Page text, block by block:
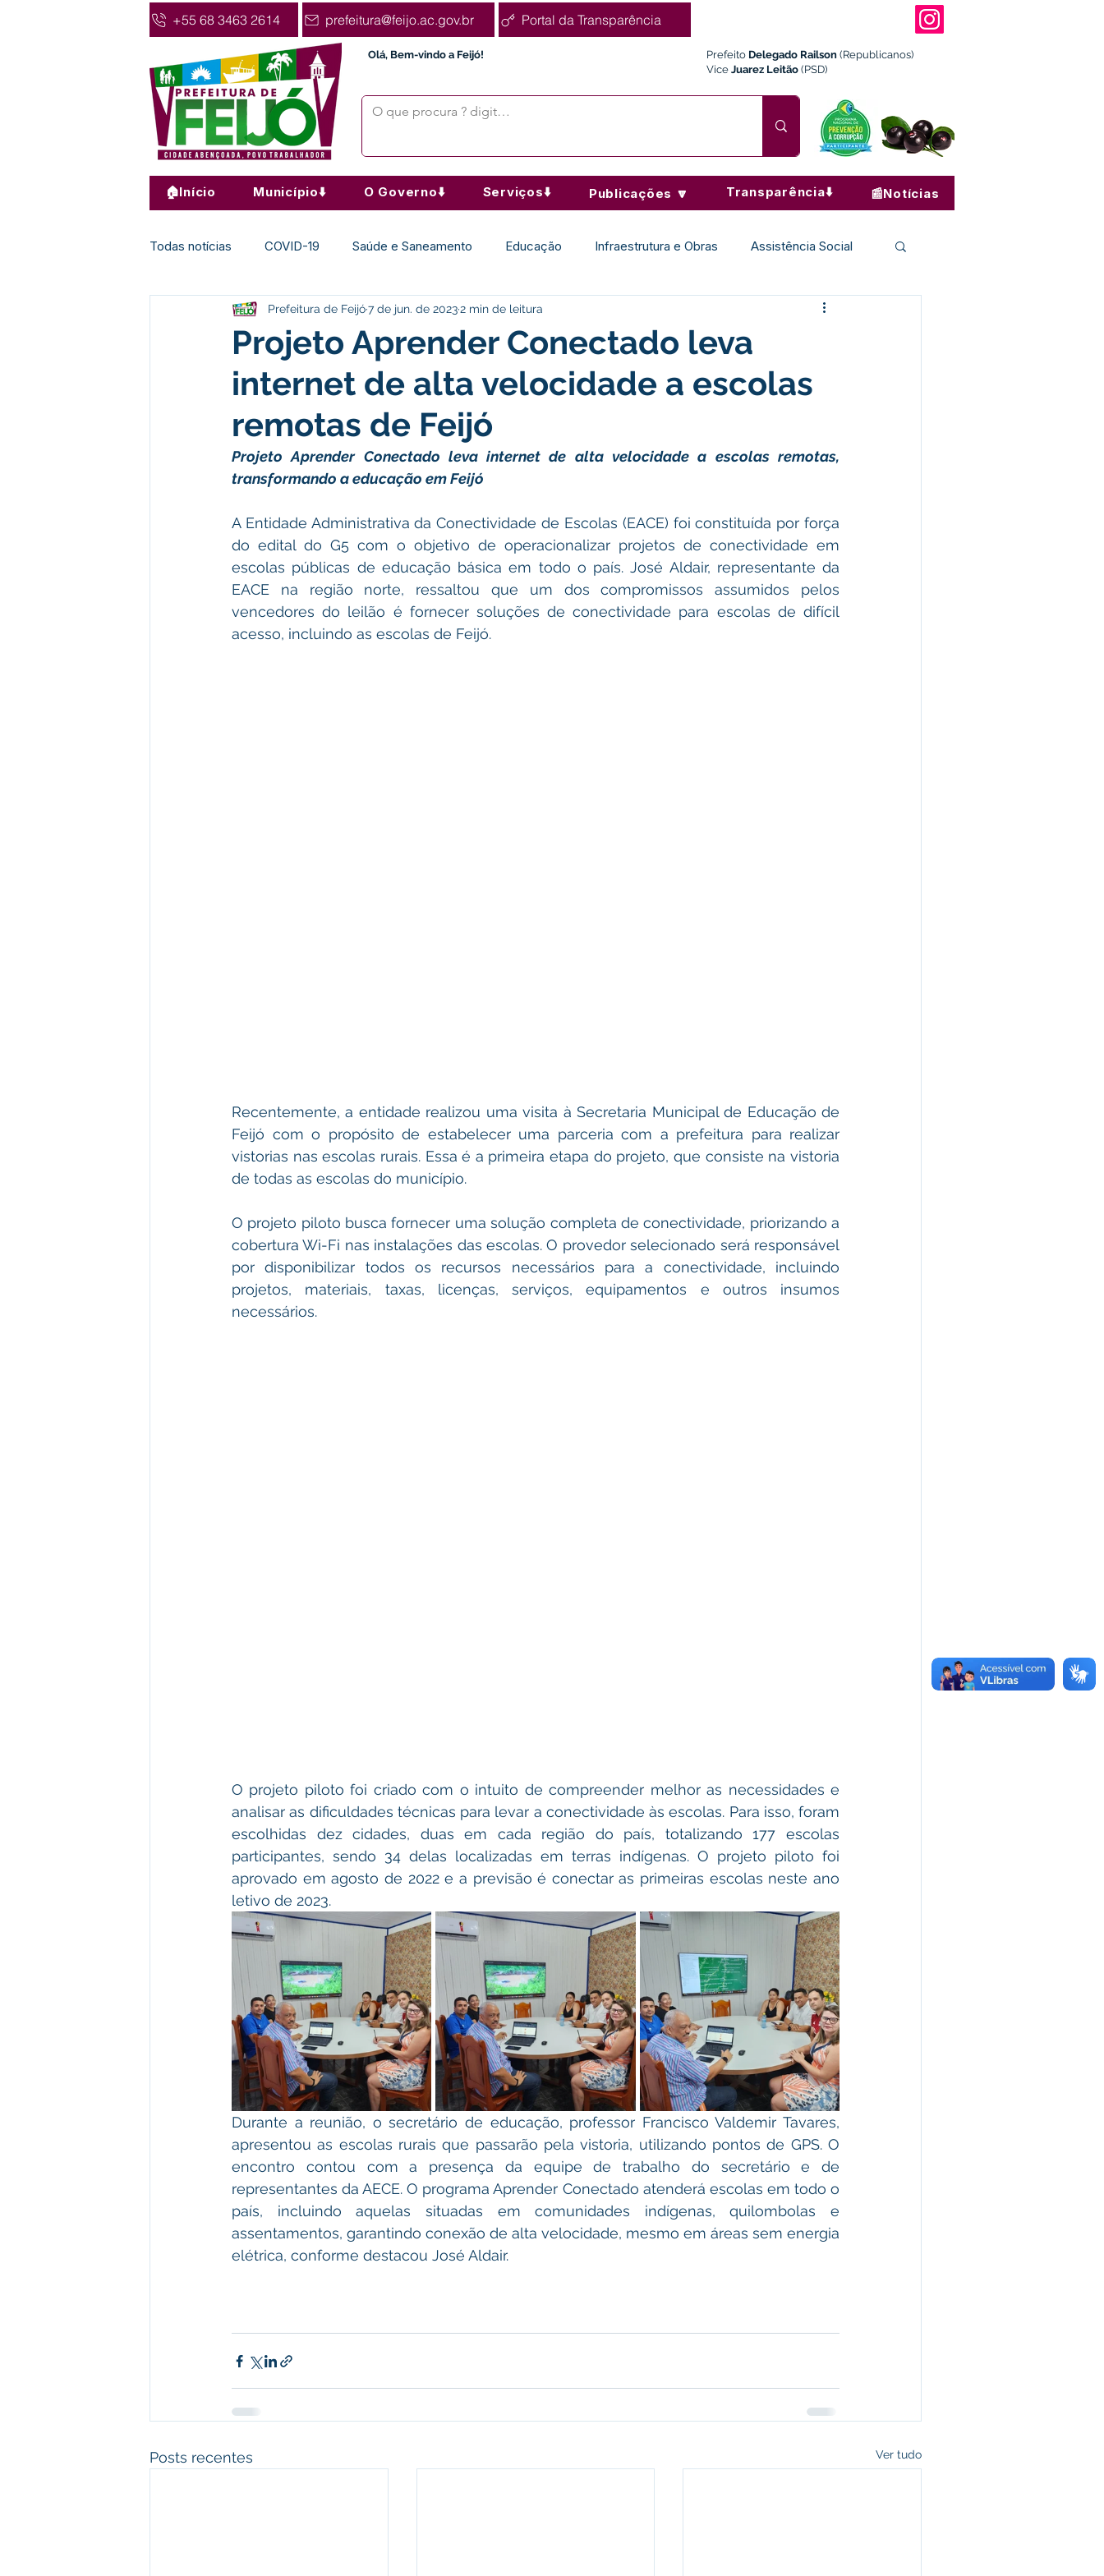
+55 68 3463 2614 prefeitura@feijo.ac.gov.br Portal da Transparência
Olá, Bem-vindo a Feijó! Prefeito Delegado Railson (Republicanos)
Vice Juarez Leitão (PSD)
🏠Início Município⬇️ O Governo⬇️ Serviços⬇️ Publicações 🔽 Transparência⬇️ 📰Notícias
Todas notícias COVID-19 Saúde e Saneamento Educação Infraestrutura e Obras Assistência Social
Agricultura Nota de Pesar Desporto Cultura e Lazer Institucional e Governo
Meio Ambiente e Turismo Datas Comemorativas Campanhas Vacinômetro Comunicado
Informativo e Convite
Ordem de Serviço Comunicação Eventos Esporte
Projeto Aprender Conectado leva
internet de alta velocidade a escolas
remotas de Feijó
Prefeitura de Feijó7 de jun. de 20232 min de leitura
Projeto Aprender Conectado leva internet de alta velocidade a escolas remotas,
transformando a educação em Feijó
A Entidade Administrativa da Conectividade de Escolas (EACE) foi constituída por força
do edital do G5 com o objetivo de operacionalizar projetos de conectividade em
escolas públicas de educação básica em todo o país. José Aldair, representante da
EACE na região norte, ressaltou que um dos compromissos assumidos pelos
vencedores do leilão é fornecer soluções de conectividade para escolas de difícil
acesso, incluindo as escolas de Feijó.
Recentemente, a entidade realizou uma visita à Secretaria Municipal de Educação de
Feijó com o propósito de estabelecer uma parceria com a prefeitura para realizar
vistorias nas escolas rurais. Essa é a primeira etapa do projeto, que consiste na vistoria
de todas as escolas do município.
O projeto piloto busca fornecer uma solução completa de conectividade, priorizando a
cobertura Wi-Fi nas instalações das escolas. O provedor selecionado será responsável
por disponibilizar todos os recursos necessários para a conectividade, incluindo
projetos, materiais, taxas, licenças, serviços, equipamentos e outros insumos
necessários.
O projeto piloto foi criado com o intuito de compreender melhor as necessidades e
analisar as dificuldades técnicas para levar a conectividade às escolas. Para isso, foram
escolhidas dez cidades, duas em cada região do país, totalizando 177 escolas
participantes, sendo 34 delas localizadas em terras indígenas. O projeto piloto foi
aprovado em agosto de 2022 e a previsão é conectar as primeiras escolas neste ano
letivo de 2023.
Durante a reunião, o secretário de educação, professor Francisco Valdemir Tavares,
apresentou as escolas rurais que passarão pela vistoria, utilizando pontos de GPS. O
encontro contou com a presença da equipe de trabalho do secretário e de
representantes da AECE. O programa Aprender Conectado atenderá escolas em todo o
país, incluindo aquelas situadas em comunidades indígenas, quilombolas e
assentamentos, garantindo conexão de alta velocidade, mesmo em áreas sem energia
elétrica, conforme destacou José Aldair.
Posts recentes Ver tudo